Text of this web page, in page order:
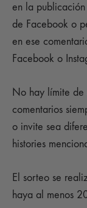
en la
de Facebook o
en ese
Facebook o
No hay límite de
comentarios
o invite sea
histories
El sorteo se
haya al menos